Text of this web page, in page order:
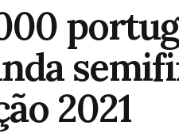
2021